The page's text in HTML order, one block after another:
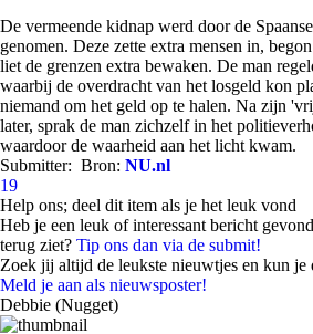
De vermeende kidnap werd door de
genomen. Deze zette extra mensen in,
liet de grenzen extra bewaken. De man
waarbij de overdracht van het losgeld kon
niemand om het geld op te halen. Na zijn
later, sprak de man zichzelf in het
waardoor de waarheid aan het licht kwam.
Submitter: Bron: NU.nl
19
Help ons; deel dit item als je het leuk vond
Heb je een leuk of interessant bericht
terug ziet? Tip ons dan via de submit!
Zoek jij altijd de leukste nieuwtjes en kun je
Meld je aan als nieuwsposter!
Debbie (Nugget)